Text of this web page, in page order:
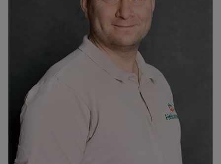
Paul Ööbik
mob. +372 58031836
paul@hekamerk.ee
Ostumeeskonna juht